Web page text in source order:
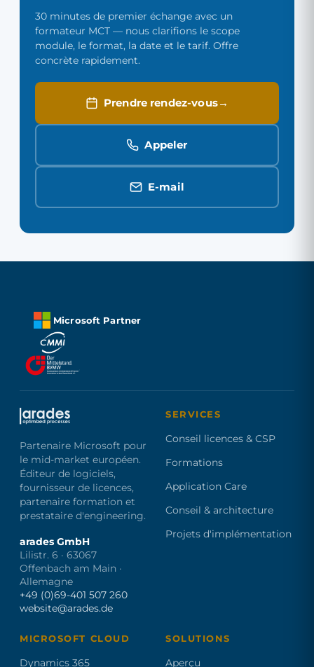
30 minutes de premier échange avec un
formateur MCT — nous clarifions le scope
module, le format, la date et le tarif. Offre
concrète rapidement.
Prendre rendez-vous
Appeler
E-mail
Microsoft Partner
Partenaire Microsoft pour
le mid-market européen.
Éditeur de logiciels,
fournisseur de licences,
partenaire formation et
prestataire d'engineering.
arades GmbH
Lilistr. 6 · 63067
Offenbach am Main ·
Allemagne
+49 (0)69-401 507 260
website@arades.de
SERVICES
Conseil licences & CSP
Formations
Application Care
Conseil & architecture
Projets d'implémentation
MICROSOFT CLOUD
Dynamics 365
SOLUTIONS
Aperçu